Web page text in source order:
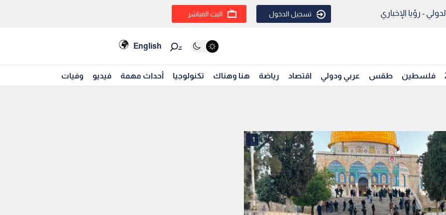
- رؤيا الإخباري تسجيل الدخول البث المباشر
English
فلسطين طقس عربي ودولي اقتصاد رياضة هنا وهناك تكنولوجيا أحداث مهمة فيديو وفيات
1